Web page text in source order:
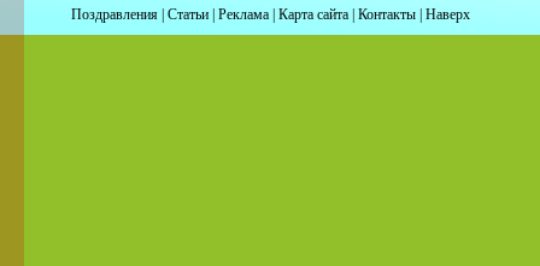
Поздравления| Статьи| Реклама| Карта сайта| Контакты| Наверх